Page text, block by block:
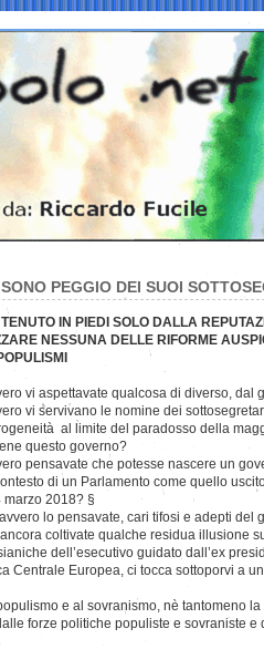
PEGGIO DEI SUOI
IN PIEDI SOLO DALLA
NESSUNA DELLE RIFORME
vi aspettavate qualcosa di diverso, dal
vi servivano le nomine dei
al limite del paradosso della
questo governo?
pensavate che potesse nascere un
di un Parlamento come quello
marzo 2018? §
lo pensavate, cari tifosi e adepti del
coltivate qualche residua illusione
dell’esecutivo guidato dall’ex
Centrale Europea, ci tocca sottoporvi a
e al sovranismo, nè tantomeno
forze politiche populiste e sovraniste e